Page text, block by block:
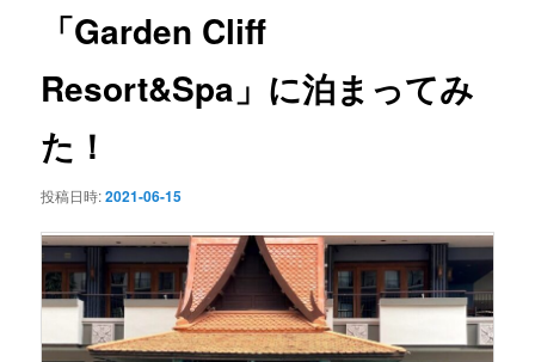
「Garden Cliff
Resort&Spa」に泊まってみ
た！
投稿日時:2021-06-15